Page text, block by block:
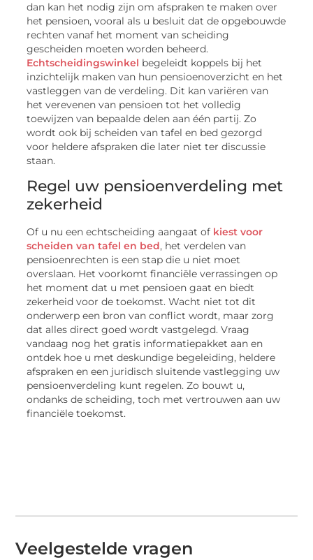
dan kan het nodig zijn om afspraken te maken over
het pensioen, vooral als u besluit dat de opgebouwde
rechten vanaf het moment van scheiding
gescheiden moeten worden beheerd.
Echtscheidingswinkel begeleidt koppels bij het
inzichtelijk maken van hun pensioenoverzicht en het
vastleggen van de verdeling. Dit kan variëren van
het verevenen van pensioen tot het volledig
toewijzen van bepaalde delen aan één partij. Zo
wordt ook bij scheiden van tafel en bed gezorgd
voor heldere afspraken die later niet ter discussie
staan.
Regel uw pensioenverdeling met
zekerheid
Of u nu een echtscheiding aangaat of kiest voor
scheiden van tafel en bed, het verdelen van
pensioenrechten is een stap die u niet moet
overslaan. Het voorkomt financiële verrassingen op
het moment dat u met pensioen gaat en biedt
zekerheid voor de toekomst. Wacht niet tot dit
onderwerp een bron van conflict wordt, maar zorg
dat alles direct goed wordt vastgelegd. Vraag
vandaag nog het gratis informatiepakket aan en
ontdek hoe u met deskundige begeleiding, heldere
afspraken en een juridisch sluitende vastlegging uw
pensioenverdeling kunt regelen. Zo bouwt u,
ondanks de scheiding, toch met vertrouwen aan uw
financiële toekomst.
Veelgestelde vragen